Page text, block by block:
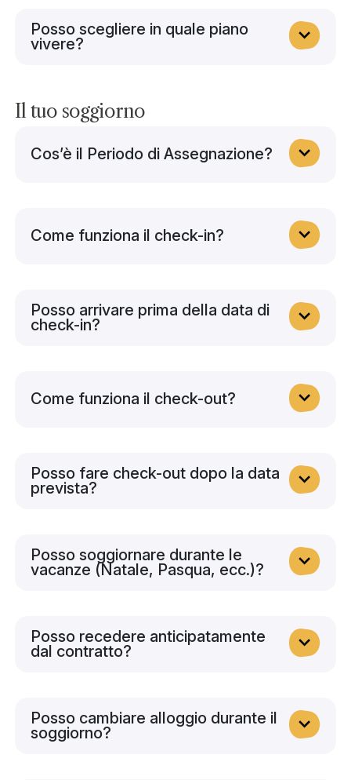
Posso scegliere in quale piano
vivere?
Il tuo soggiorno
Cos’è il Periodo di Assegnazione?
Come funziona il check-in?
Posso arrivare prima della data di
check-in?
Come funziona il check-out?
Posso fare check-out dopo la data
prevista?
Posso soggiornare durante le
vacanze (Natale, Pasqua, ecc.)?
Posso recedere anticipatamente
dal contratto?
Posso cambiare alloggio durante il
soggiorno?